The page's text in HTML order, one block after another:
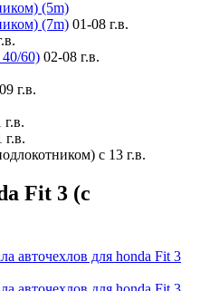
(5m)
(7m) 01-08 г.в.
60) 02-08 г.в.
г.в.
г.в.
г.в.
с 13 г.в.
Fit 3 (с